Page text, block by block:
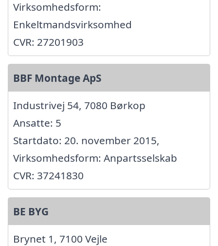
Virksomhedsform:
Enkeltmandsvirksomhed
CVR: 27201903
BBF Montage ApS
Industrivej 54, 7080 Børkop
Ansatte: 5
Startdato: 20. november 2015,
Virksomhedsform: Anpartsselskab
CVR: 37241830
BE BYG
Brynet 1, 7100 Vejle